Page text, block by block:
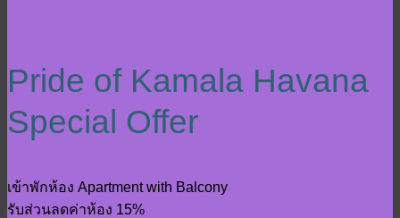
Pride of Kamala Havana
Special Offer
เข้าพักห้อง Apartment with Balcony
รับส่วนลดค่าห้อง 15%